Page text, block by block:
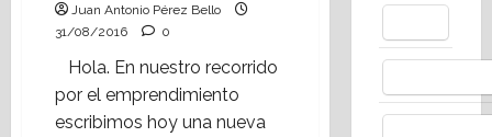
Juan Antonio Pérez Bello
31/08/2016
0
Hola. En nuestro recorrido
por el emprendimiento
escribimos hoy una nueva